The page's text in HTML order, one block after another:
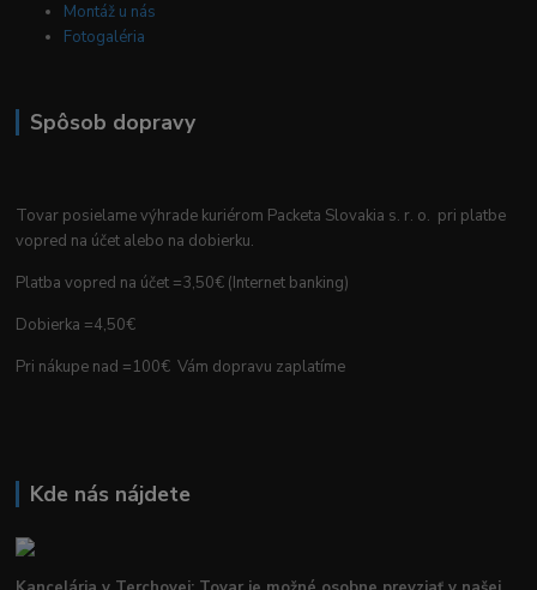
Montáž u nás
Fotogaléria
Spôsob dopravy
Tovar posielame výhrade kuriérom Packeta Slovakia s. r. o. pri platbe
vopred na účet alebo na dobierku.
Platba vopred na účet =3,50€ (Internet banking)
Dobierka =4,50€
Pri nákupe nad =100€ Vám dopravu zaplatíme
Kde nás nájdete